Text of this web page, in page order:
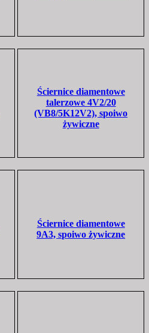
Ściernice diamentowe
talerzowe 4V2/20
(VB8/5K12V2), spoiwo
żywiczne
Ściernice diamentowe
9A3, spoiwo żywiczne